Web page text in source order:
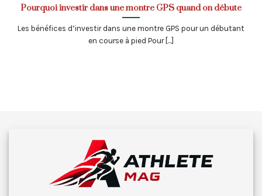
Pourquoi investir dans une montre GPS quand on débute
Les bénéfices d’investir dans une montre GPS pour un débutant
en course à pied Pour [...]